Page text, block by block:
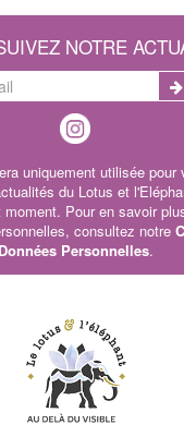
NOTRE
uniquement utilisée pour
du Lotus et
Pour en savoir
consultez notre
Données Personnelles.